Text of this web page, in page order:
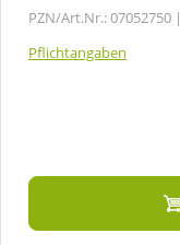
PZN/Art.Nr.: 07052750 |
Pflichtangaben